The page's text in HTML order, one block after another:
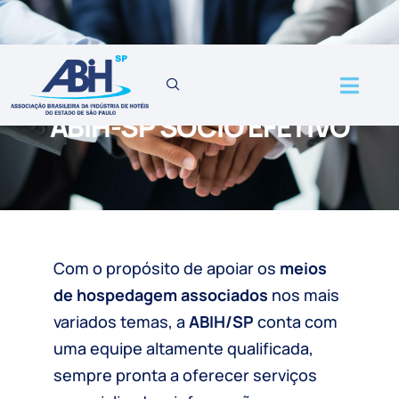
contato@abihsp.com.br
Rua Major Quedinho, 111 – 14º and. – sala 1408
FORMULÁRIO DE ADESÃO
ABIH-SP SÓCIO EFETIVO
Com o propósito de apoiar os meios
de hospedagem associados nos mais
variados temas, a ABIH/SP conta com
uma equipe altamente qualificada,
sempre pronta a oferecer serviços